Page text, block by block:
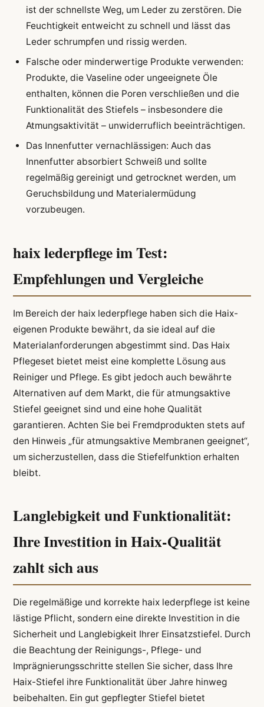
ist der schnellste Weg, um Leder zu zerstören. Die
Feuchtigkeit entweicht zu schnell und lässt das
Leder schrumpfen und rissig werden.
Falsche oder minderwertige Produkte verwenden:
Produkte, die Vaseline oder ungeeignete Öle
enthalten, können die Poren verschließen und die
Funktionalität des Stiefels – insbesondere die
Atmungsaktivität – unwiderruflich beeinträchtigen.
Das Innenfutter vernachlässigen: Auch das
Innenfutter absorbiert Schweiß und sollte
regelmäßig gereinigt und getrocknet werden, um
Geruchsbildung und Materialermüdung
vorzubeugen.
haix lederpflege im Test:
Empfehlungen und Vergleiche
Im Bereich der haix lederpflege haben sich die Haix-
eigenen Produkte bewährt, da sie ideal auf die
Materialanforderungen abgestimmt sind. Das Haix
Pflegeset bietet meist eine komplette Lösung aus
Reiniger und Pflege. Es gibt jedoch auch bewährte
Alternativen auf dem Markt, die für atmungsaktive
Stiefel geeignet sind und eine hohe Qualität
garantieren. Achten Sie bei Fremdprodukten stets auf
den Hinweis „für atmungsaktive Membranen geeignet“,
um sicherzustellen, dass die Stiefelfunktion erhalten
bleibt.
Langlebigkeit und Funktionalität:
Ihre Investition in Haix-Qualität
zahlt sich aus
Die regelmäßige und korrekte haix lederpflege ist keine
lästige Pflicht, sondern eine direkte Investition in die
Sicherheit und Langlebigkeit Ihrer Einsatzstiefel. Durch
die Beachtung der Reinigungs-, Pflege- und
Imprägnierungsschritte stellen Sie sicher, dass Ihre
Haix-Stiefel ihre Funktionalität über Jahre hinweg
beibehalten. Ein gut gepflegter Stiefel bietet